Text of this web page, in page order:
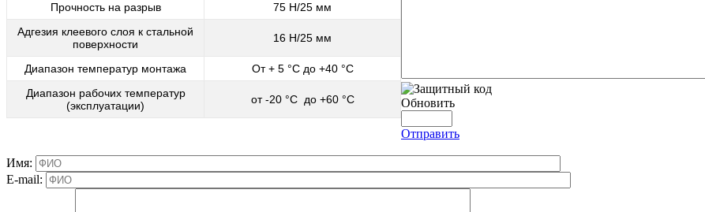
Прочность на разрыв
75 Н/25 мм
Адгезия клеевого слоя к стальной
поверхности
16 Н/25 мм
Диапазон температур монтажа
От + 5 °С до +40 °С
Диапазон рабочих температур
(эксплуатации)
от -20 °C до +60 °C Обновить
Отправить
Имя:
E-mail: